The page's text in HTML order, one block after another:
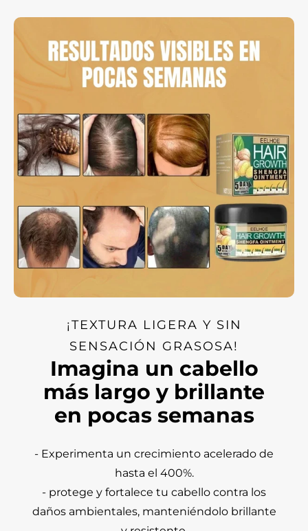
¡TEXTURA LIGERA Y SIN
SENSACIÓN GRASOSA!
Imagina un cabello
más largo y brillante
en pocas semanas
- Experimenta un crecimiento acelerado de
hasta el 400%.
- protege y fortalece tu cabello contra los
daños ambientales, manteniéndolo brillante